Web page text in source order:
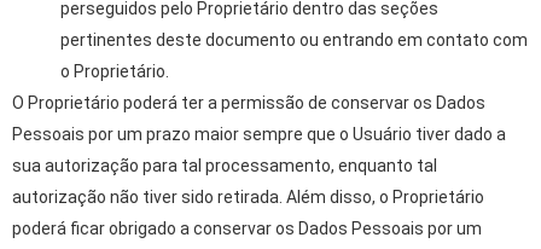
perseguidos pelo Proprietário dentro das seções
pertinentes deste documento ou entrando em contato com
o Proprietário.
O Proprietário poderá ter a permissão de conservar os Dados
Pessoais por um prazo maior sempre que o Usuário tiver dado a
sua autorização para tal processamento, enquanto tal
autorização não tiver sido retirada. Além disso, o Proprietário
poderá ficar obrigado a conservar os Dados Pessoais por um